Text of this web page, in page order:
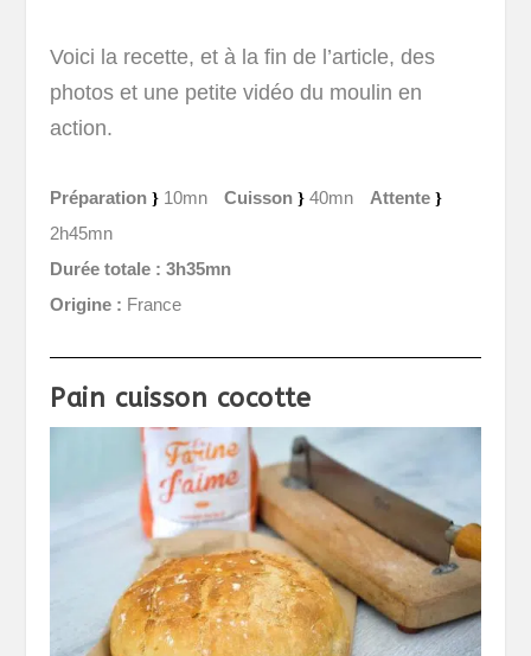
Voici la recette, et à la fin de l’article, des
photos et une petite vidéo du moulin en
action.
Préparation 10mn Cuisson 40mn
Attente
2h45mn
Durée totale : 3h35mn
Origine : France
Pain cuisson cocotte